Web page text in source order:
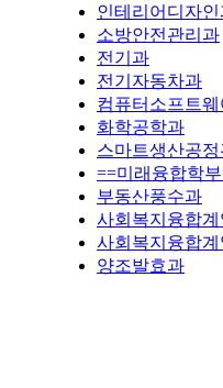
인테리어디자인
소방안전관리과
전기과
전기자동차과
컴퓨터소프트
화학공학과
스마트생산공
==미래융합학
부동산풍수과
사회복지융합
사회복지융합
양조발효과